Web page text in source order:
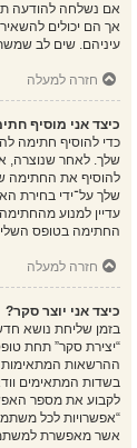
אם נשלחה להודעה
אך הם יכולים
עיניהם. שים לב
חזרה למעלה
כיצד אני מוסיף
כדי להוסיף חתימה
שלך. לאחר שנוצרה,
להוסיף את החתימה
שלך על־ידי בחירת
עדיין למנוע
החתימה בטופס
חזרה למעלה
כיצד אני יוצר סקר?
בזמן שליחת נושא
“יצירת סקר” תחת
ההרשאות המתאימות
בשדות המתאימים
לקבוע את מספר
אשר מאפשרת